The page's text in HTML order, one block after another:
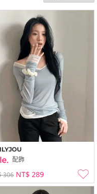
配飾
306 NT$ 289